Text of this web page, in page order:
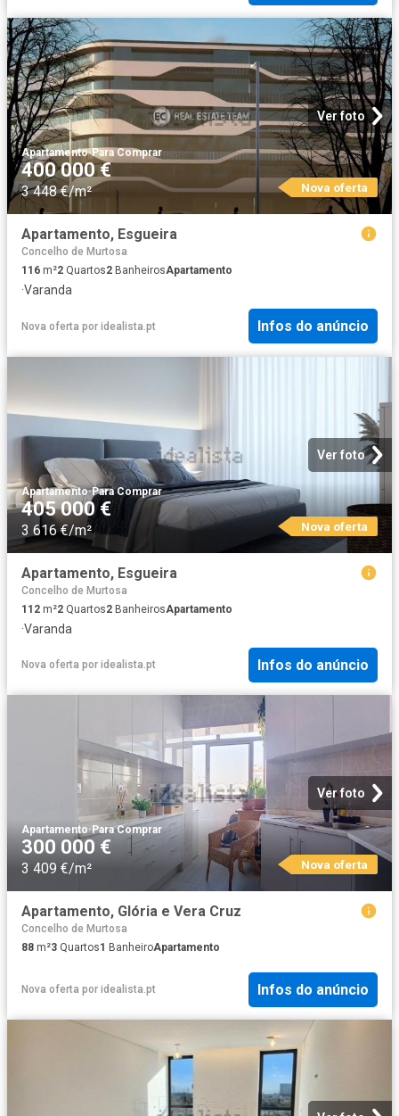
Ver foto
Apartamento·Para Comprar
400 000 €
3 448 €/m² Nova oferta
Apartamento, Esgueira
Concelho de Murtosa
116 m²2 Quartos2 BanheirosApartamento
·Varanda
Nova oferta por idealista.pt Infos do anúncio
Ver foto
Apartamento·Para Comprar
405 000 €
3 616 €/m² Nova oferta
Apartamento, Esgueira
Concelho de Murtosa
112 m²2 Quartos2 BanheirosApartamento
·Varanda
Nova oferta por idealista.pt Infos do anúncio
Ver foto
Apartamento·Para Comprar
300 000 €
3 409 €/m² Nova oferta
Apartamento, Glória e Vera Cruz
Concelho de Murtosa
88 m²3 Quartos1 BanheiroApartamento
Nova oferta por idealista.pt Infos do anúncio